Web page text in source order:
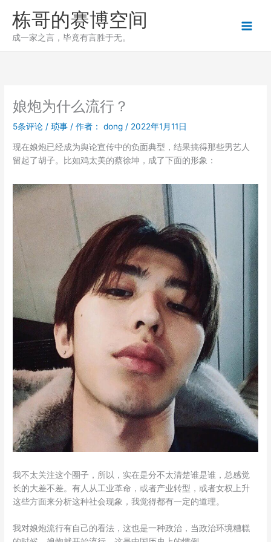
栋哥的赛博空间
成一家之言，毕竟有言胜于无。
娘炮为什么流行？
5条评论 /琐事 / 作者： dong / 2022年1月11日
现在娘炮已经成为舆论宣传中的负面典型，结果搞得那些男艺人
留起了胡子。比如鸡太美的蔡徐坤，成了下面的形象：
我不太关注这个圈子，所以，实在是分不太清楚谁是谁，总感觉
长的大差不差。有人从工业革命，或者产业转型，或者女权上升
这些方面来分析这种社会现象，我觉得都有一定的道理。
我对娘炮流行有自己的看法，这也是一种政治，当政治环境糟糕